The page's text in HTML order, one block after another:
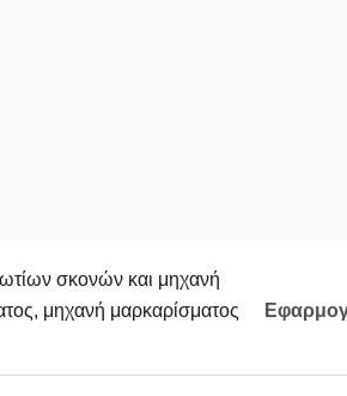
σκονών και μηχανή
μηχανή μαρκαρίσματος